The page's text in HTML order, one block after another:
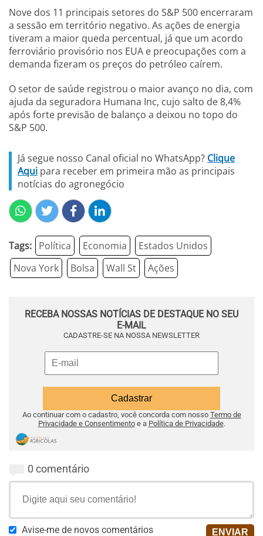
Nove dos 11 principais setores do S&P 500 encerraram
a sessão em território negativo. As ações de energia
tiveram a maior queda percentual, já que um acordo
ferroviário provisório nos EUA e preocupações com a
demanda fizeram os preços do petróleo caírem.
O setor de saúde registrou o maior avanço no dia, com
ajuda da seguradora Humana Inc, cujo salto de 8,4%
após forte previsão de balanço a deixou no topo do
S&P 500.
Já segue nosso Canal oficial no WhatsApp? Clique
Aqui para receber em primeira mão as principais
notícias do agronegócio
Tags: Política Economia
Estados Unidos
Nova York
Bolsa Wall St Ações
RECEBA NOSSAS NOTÍCIAS DE DESTAQUE NO SEU
E-MAIL
CADASTRE-SE NA NOSSA NEWSLETTER
Ao continuar com o cadastro, você concorda com nosso Termo de
Privacidade e Consentimentoe a Política de Privacidade.
0 comentário
Avise-me de novos comentários